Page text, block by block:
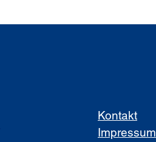
Kontakt
Impressum